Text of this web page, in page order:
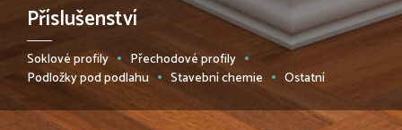
Příslušenství
Soklové profily
Přechodové profily
Podložky pod podlahu
Stavební chemie Ostatní